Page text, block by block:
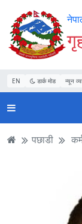
Accessibility
Mode
सुरु
गर्नुहोस्
सामाग्री
पढ्नुहाेस्
नेभिगेसन
पढ्नुहाेस्
वेबसाइट
खोजमा
जानुहोस्
EN डार्क मोड न्यून
पछाडी